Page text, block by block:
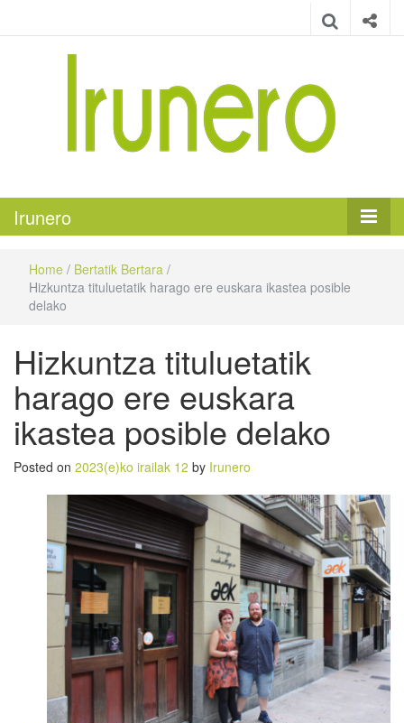
Irunero
Home / Bertatik Bertara /
Hizkuntza tituluetatik harago ere euskara ikastea posible
delako
Hizkuntza tituluetatik
harago ere euskara
ikastea posible delako
Posted on 2023(e)ko irailak 12 by Irunero